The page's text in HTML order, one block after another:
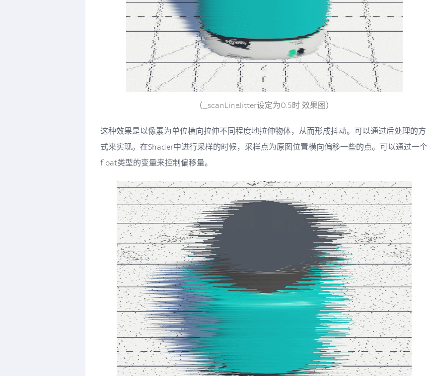
（_scanLineJitter设定为0.5时 效果图）
这种效果是以像素为单位横向拉伸不同程度地拉伸物体，从而形成抖动。可以通过后处理的方
式来实现。在Shader中进行采样的时候，采样点为原图位置横向偏移一些的点。可以通过一个
float类型的变量来控制偏移量。